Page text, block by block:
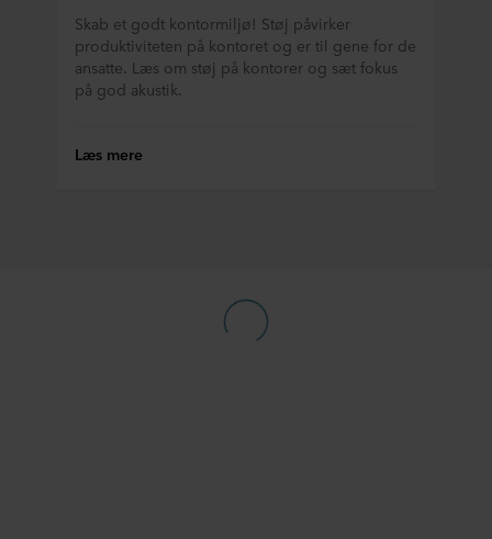
Privatlivspolitik, herunder hvilken specifik
ROCKWOOL-virksomhed, der er dataansvarlig for dine
personoplysninger.
Skab et godt kontormiljø! Støj påvirker
produktiviteten på kontoret og er til gene for de
ansatte. Læs om støj på kontorer og sæt fokus
på god akustik.
Læs mere